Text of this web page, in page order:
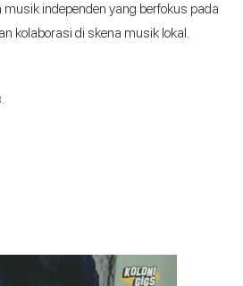
musik independen yang berfokus pada
kolaborasi di skena musik lokal.